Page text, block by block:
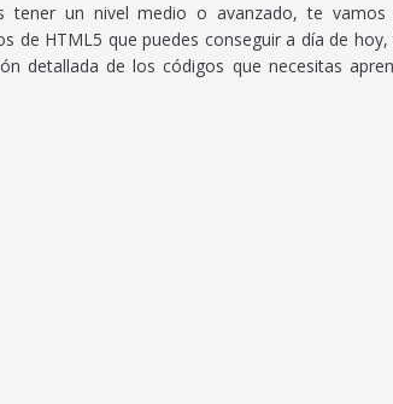
tener un nivel medio o avanzado, te
de HTML5 que puedes conseguir a día de hoy,
detallada de los códigos que necesitas